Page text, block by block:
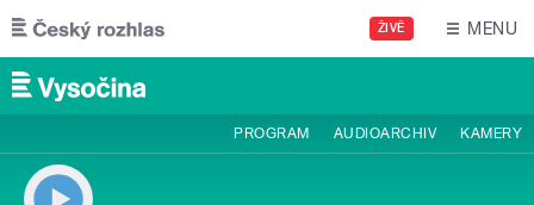
Přejít k hlavnímu obsahu
ŽIVĚ MENU
PROGRAM AUDIOARCHIV KAMERY